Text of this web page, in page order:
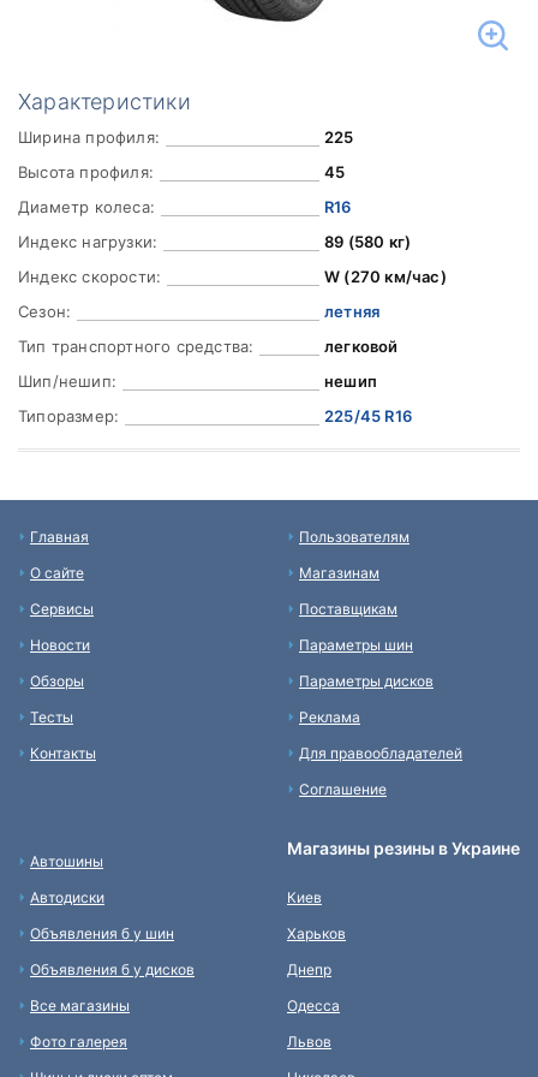
Характеристики
Ширина профиля:
225
Высота профиля:
45
Диаметр колеса:
R16
Индекс нагрузки:
89 (580 кг)
Индекс скорости:
W (270 км/час)
Сезон:
летняя
Тип транспортного средства:
легковой
Шип/нешип:
нешип
Типоразмер:
225/45 R16
Главная
О сайте
Сервисы
Новости
Обзоры
Тесты
Контакты
Пользователям
Магазинам
Поставщикам
Параметры шин
Параметры дисков
Реклама
Для правообладателей
Соглашение
Автошины
Автодиски
Объявления б у шин
Объявления б у дисков
Все магазины
Фото галерея
Магазины резины в Украине
Киев
Харьков
Днепр
Одесса
Львов